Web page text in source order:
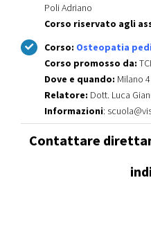
Poli Adriano
Corso riservato agli
Corso: Osteopatia
Corso promosso da:
Dove e quando: Milano
Relatore: Dott. Luca
Informazioni:
Contattare